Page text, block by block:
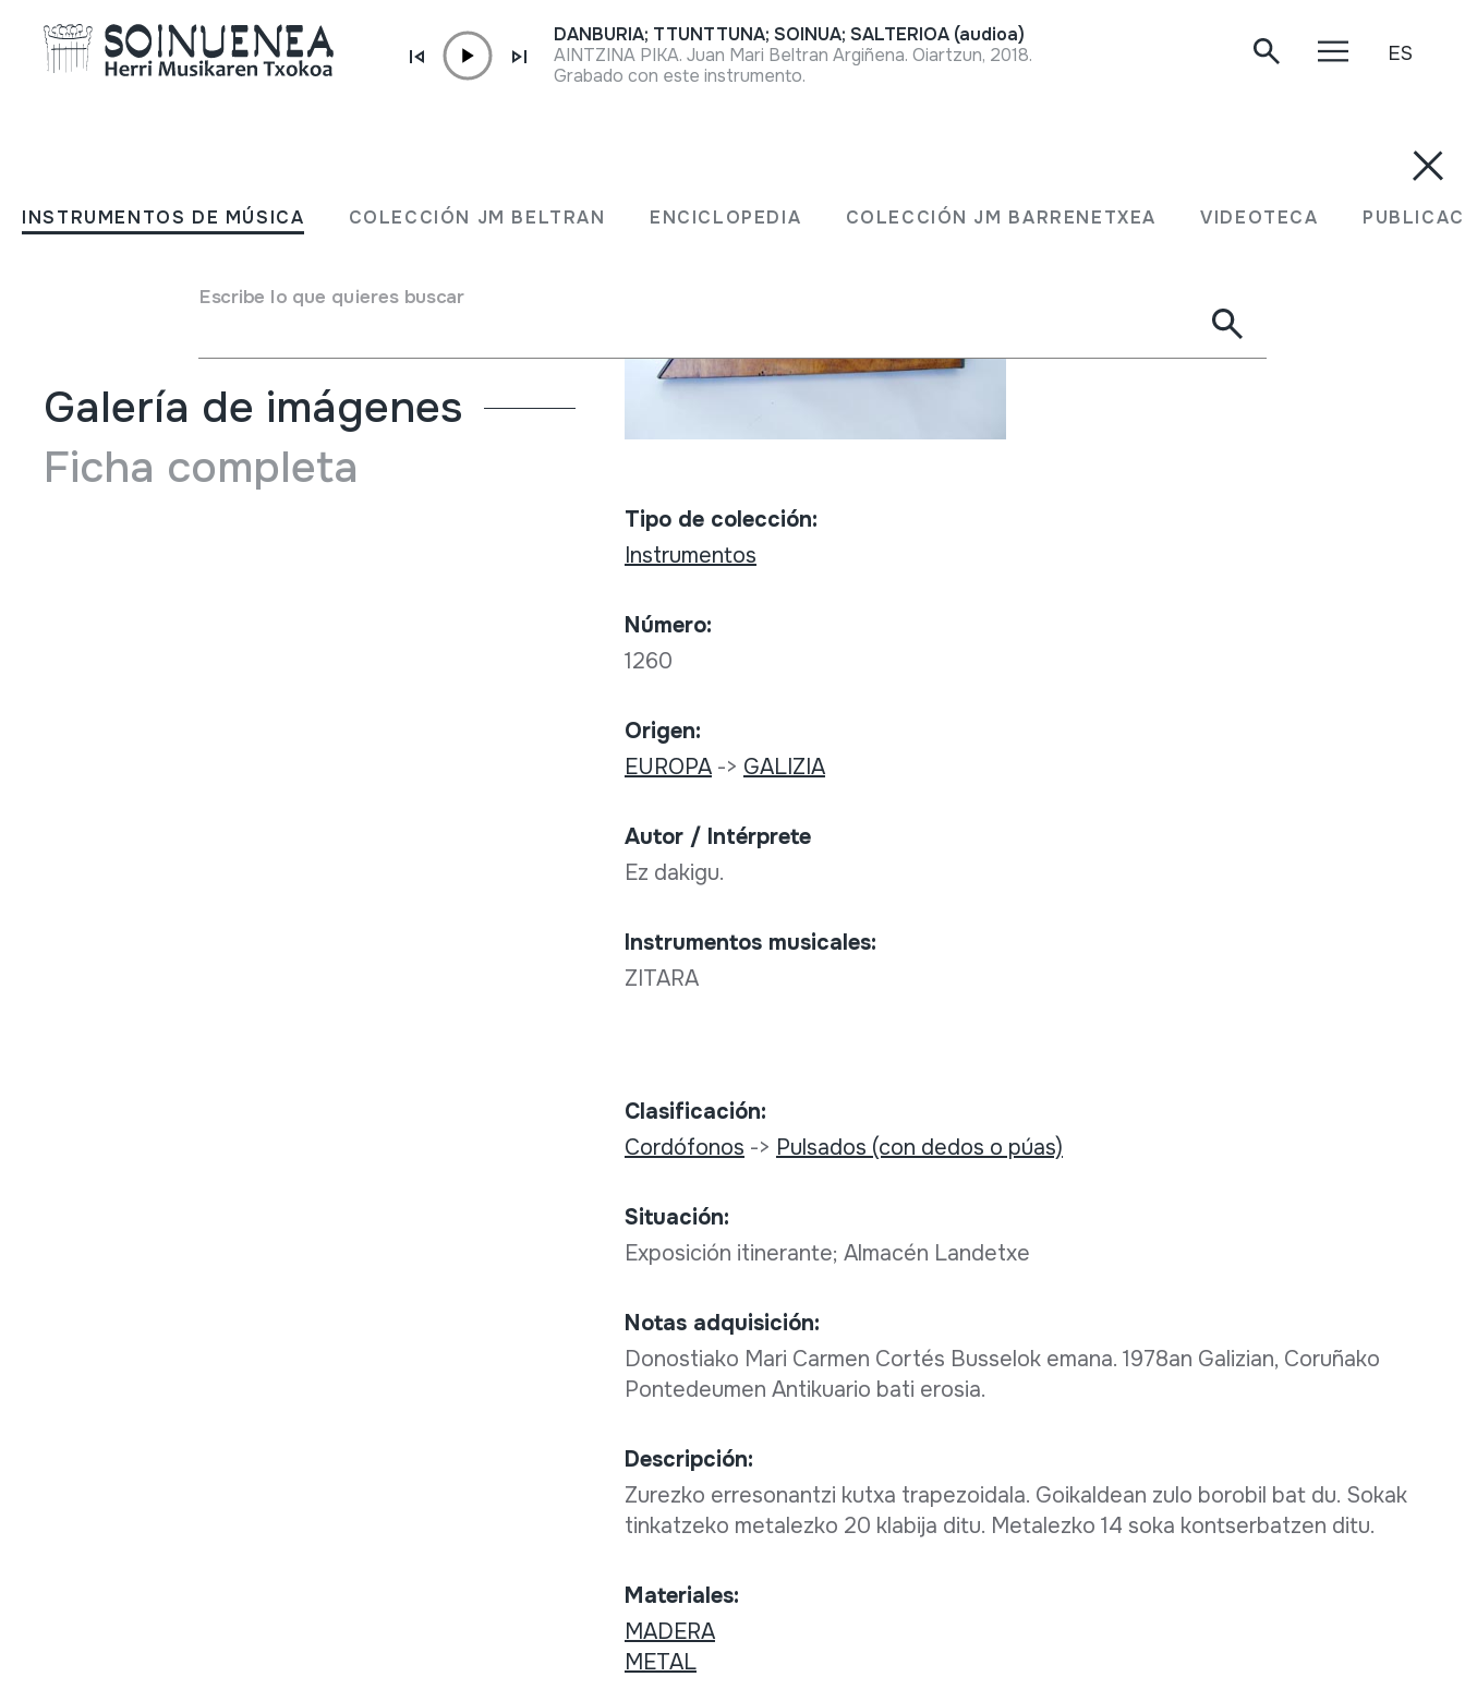
INSTRUMENTOS DE MÚSICA COLECCIÓN JM BELTRAN ENCICLOPEDIA COLECCIÓN JM BARRENETXEA VIDEOTECA
Escribe lo que quieres buscar
DANBURIA; TTUNTTUNA; SOINUA; SALTERIOA (audioa)
AINTZINA PIKA. Juan Mari Beltran Argiñena. Oiartzun, 2018.
Grabado con este instrumento.
ES
ZITARA
Tipo de Instrumento de música
Galería de imágenes
Ficha completa
Tipo de colección:
Instrumentos
Número:
1260
Origen:
EUROPA-> GALIZIA
Autor / Intérprete
Ez dakigu.
Instrumentos musicales:
ZITARA
Clasificación:
Cordófonos -> Pulsados (con dedos o púas)
Situación:
Exposición itinerante; Almacén Landetxe
Notas adquisición:
Donostiako Mari Carmen Cortés Busselok emana. 1978an Galizian, Coruñako
Pontedeumen Antikuario bati erosia.
Descripción:
Zurezko erresonantzi kutxa trapezoidala. Goikaldean zulo borobil bat du. Sokak
tinkatzeko metalezko 20 klabija ditu. Metalezko 14 soka kontserbatzen ditu.
Materiales:
MADERA
METAL